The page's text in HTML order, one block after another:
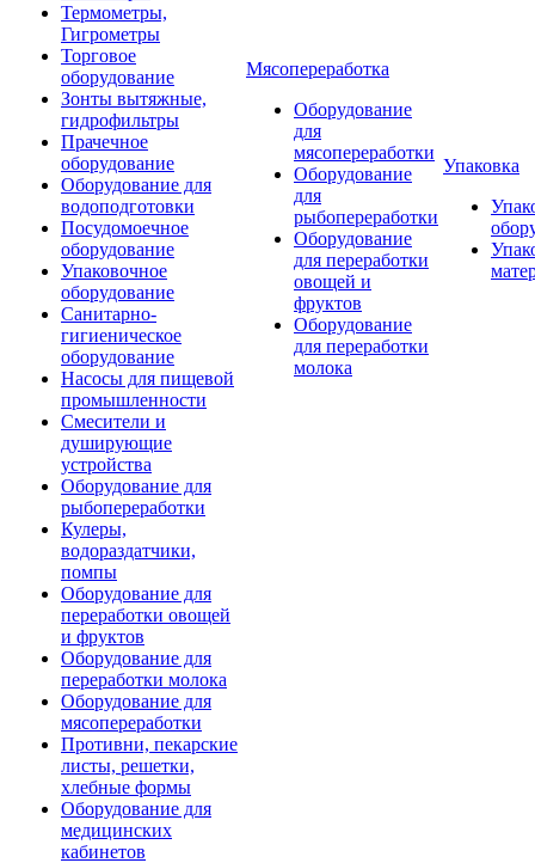
Термометры,
Гигрометры
Торговое
оборудование
Зонты вытяжные,
гидрофильтры
Прачечное
оборудование
Оборудование для
водоподготовки
Посудомоечное
оборудование
Упаковочное
оборудование
Санитарно-
гигиеническое
оборудование
Насосы для пищевой
промышленности
Смесители и
душирующие
устройства
Оборудование для
рыбопереработки
Кулеры,
водораздатчики,
помпы
Оборудование для
переработки овощей
и фруктов
Оборудование для
переработки молока
Оборудование для
мясопереработки
Противни, пекарские
листы, решетки,
хлебные формы
Оборудование для
медицинских
кабинетов
Мясопереработка
Оборудование
для
мясопереработки
Оборудование
для
рыбопереработки
Оборудование
для переработки
овощей и
фруктов
Оборудование
для переработки
молока
Упаковка